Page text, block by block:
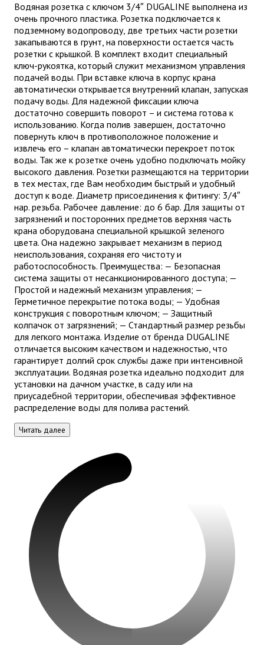
Водяная розетка с ключом 3/4″ DUGALINE выполнена из
очень прочного пластика. Розетка подключается к
подземному водопроводу, две третьих части розетки
закапываются в грунт, на поверхности остается часть
розетки с крышкой. В комплект входит специальный
ключ-рукоятка, который служит механизмом управления
подачей воды. При вставке ключа в корпус крана
автоматически открывается внутренний клапан, запуская
подачу воды. Для надежной фиксации ключа
достаточно совершить поворот – и система готова к
использованию. Когда полив завершен, достаточно
повернуть ключ в противоположное положение и
извлечь его – клапан автоматически перекроет поток
воды. Так же к розетке очень удобно подключать мойку
высокого давления. Розетки размещаются на территории
в тех местах, где Вам необходим быстрый и удобный
доступ к воде. Диаметр присоединения к фитингу: 3/4″
нар. резьба. Рабочее давление: до 6 бар. Для защиты от
загрязнений и посторонних предметов верхняя часть
крана оборудована специальной крышкой зеленого
цвета. Она надежно закрывает механизм в период
неиспользования, сохраняя его чистоту и
работоспособность. Преимущества: — Безопасная
система защиты от несанкционированного доступа; —
Простой и надежный механизм управления; —
Герметичное перекрытие потока воды; — Удобная
конструкция с поворотным ключом; — Защитный
колпачок от загрязнений; — Стандартный размер резьбы
для легкого монтажа. Изделие от бренда DUGALINE
отличается высоким качеством и надежностью, что
гарантирует долгий срок службы даже при интенсивной
эксплуатации. Водяная розетка идеально подходит для
установки на дачном участке, в саду или на
приусадебной территории, обеспечивая эффективное
распределение воды для полива растений.
Читать далее